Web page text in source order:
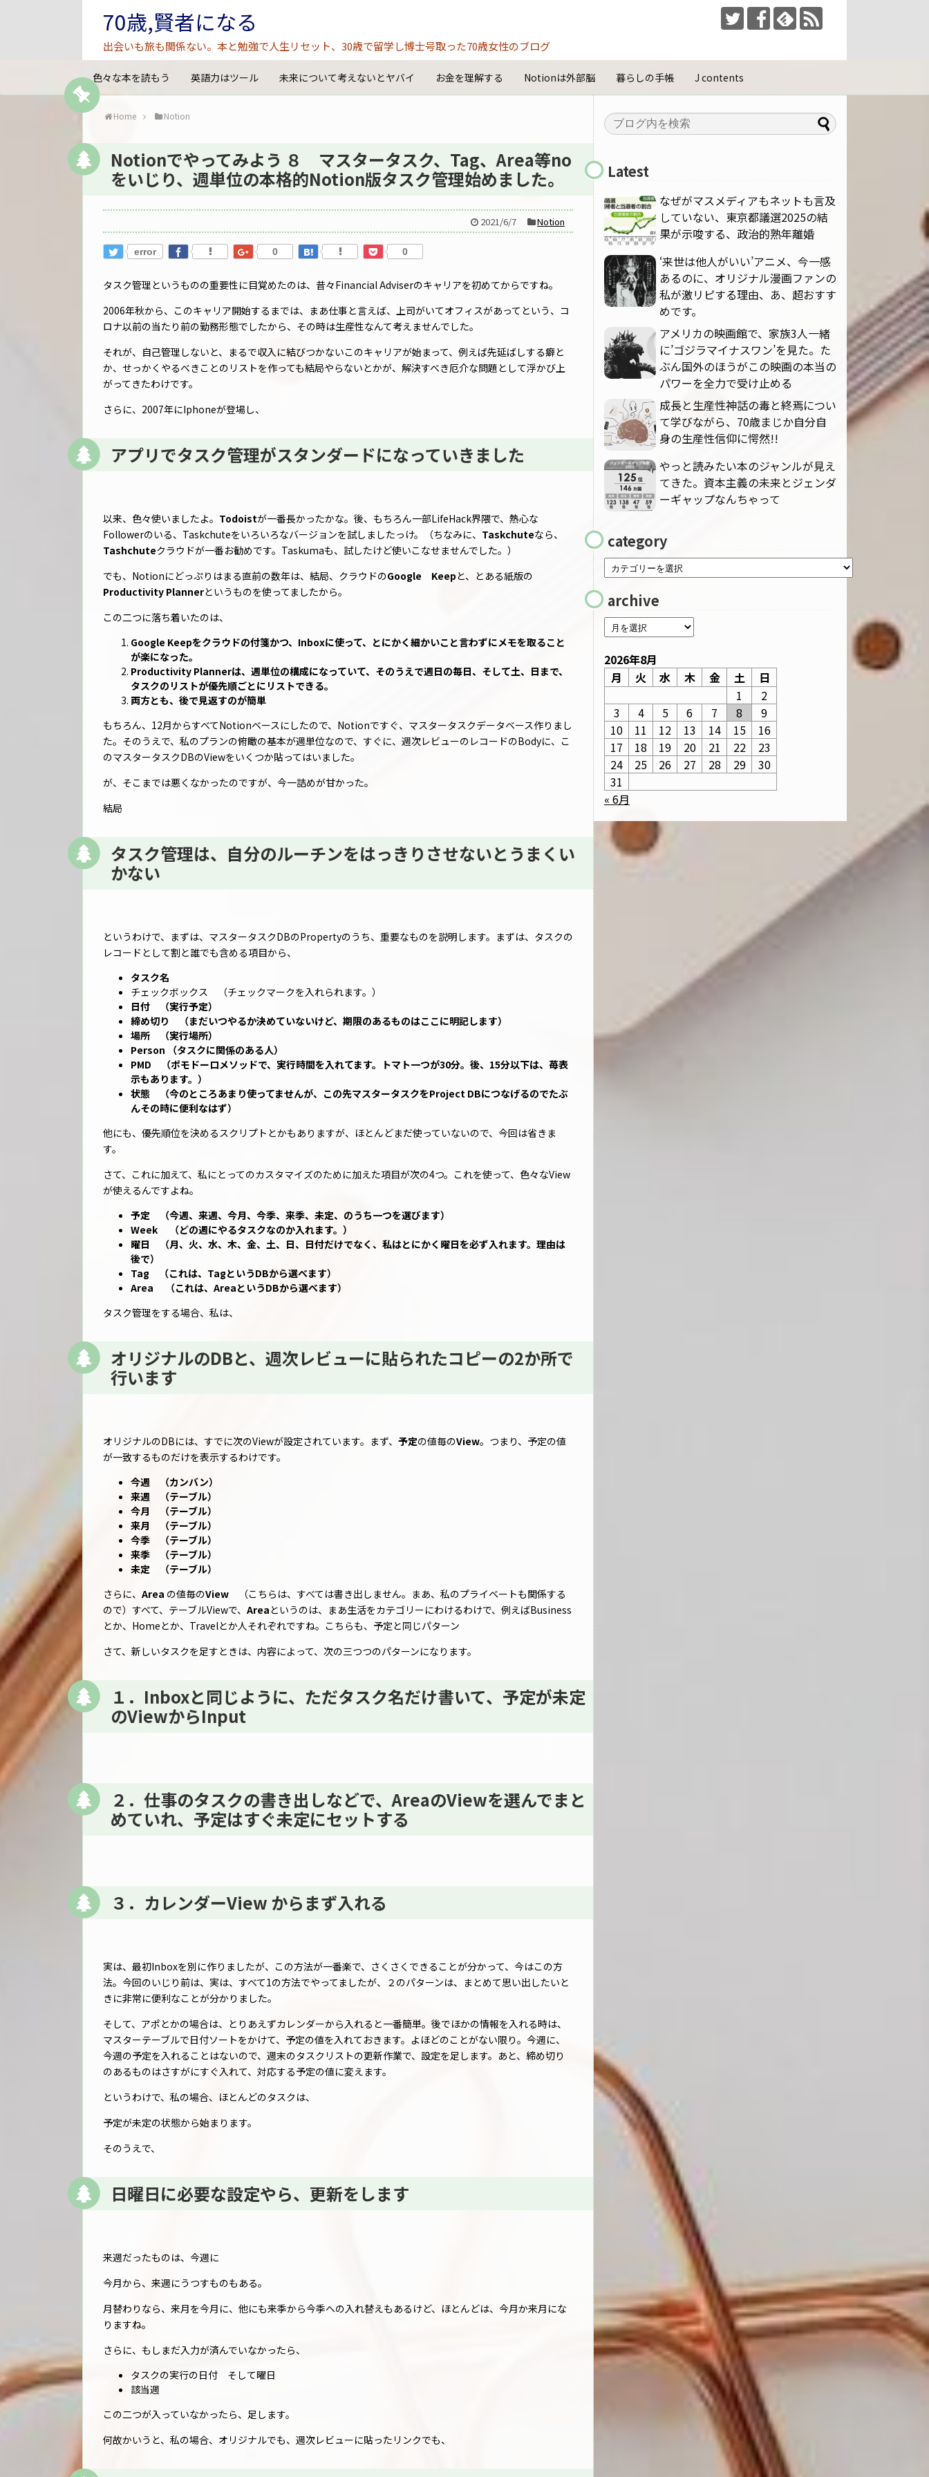
70歳,賢者になる
出会いも旅も関係ない。本と勉強で人生リセット、30歳で留学し博士号取った70歳女性のブログ
色々な本を読もう 英語力はツール 未来について考えないとヤバイ お金を理解する Notionは外部脳 暮らしの手帳 J contents
Home Notion
Notionでやってみよう ８ マスタータスク、Tag、Area等no
をいじり、週単位の本格的Notion版タスク管理始めました。
2021/6/7 Notion
error 0 0
タスク管理というものの重要性に目覚めたのは、昔々Financial Adviserのキャリアを初めてからですね。
2006年秋から、このキャリア開始するまでは、まあ仕事と言えば、上司がいてオフィスがあってという、コ
ロナ以前の当たり前の勤務形態でしたから、その時は生産性なんて考えませんでした。
それが、自己管理しないと、まるで収入に結びつかないこのキャリアが始まって、例えば先延ばしする癖と
か、せっかくやるべきことのリストを作っても結局やらないとかが、解決すべき厄介な問題として浮かび上
がってきたわけです。
さらに、2007年にIphoneが登場し、
アプリでタスク管理がスタンダードになっていきました
以来、色々使いましたよ。 Todoistが一番長かったかな。後、もちろん一部LifeHack界隈で、熱心な
Followerのいる、Taskchuteをいろいろなバージョンを試しましたっけ。（ちなみに、 Taskchuteなら、
Tashchuteクラウドが一番お勧めです。Taskumaも、試したけど使いこなせませんでした。）
でも、Notionにどっぷりはまる直前の数年は、結局、クラウドのGoogle Keepと、とある紙版の
Productivity Plannerというものを使ってましたから。
この二つに落ち着いたのは、
Google Keepをクラウドの付箋かつ、Inboxに使って、とにかく細かいこと言わずにメモを取ること
が楽になった。
Productivity Plannerは、週単位の構成になっていて、そのうえで週日の毎日、そして土、日まで、
タスクのリストが優先順ごとにリストできる。
両方とも、後で見返すのが簡単
もちろん、12月からすべてNotionベースにしたので、Notionですぐ、マスタータスクデータベース作りまし
た。そのうえで、私のプランの俯瞰の基本が週単位なので、すぐに、週次レビューのレコードのBodyに、こ
のマスタータスクDBのViewをいくつか貼ってはいました。
が、そこまでは悪くなかったのですが、今一詰めが甘かった。
結局
タスク管理は、自分のルーチンをはっきりさせないとうまくい
かない
というわけで、まずは、マスタータスクDBのPropertyのうち、重要なものを説明します。まずは、タスクの
レコードとして割と誰でも含める項目から、
タスク名
チェックボックス （チェックマークを入れられます。）
日付 （実行予定）
締め切り （まだいつやるか決めていないけど、期限のあるものはここに明記します）
場所 （実行場所）
Person （タスクに関係のある人）
PMD （ポモドーロメソッドで、実行時間を入れてます。トマト一つが30分。後、15分以下は、苺表
示もあります。）
状態 （今のところあまり使ってませんが、この先マスタータスクをProject DBにつなげるのでたぶ
んその時に便利なはず）
他にも、優先順位を決めるスクリプトとかもありますが、ほとんどまだ使っていないので、今回は省きま
す。
さて、これに加えて、私にとってのカスタマイズのために加えた項目が次の4つ。これを使って、色々なView
が使えるんですよね。
予定 （今週、来週、今月、今季、来季、未定、のうち一つを選びます）
Week （どの週にやるタスクなのか入れます。）
曜日 （月、火、水、木、金、土、日、日付だけでなく、私はとにかく曜日を必ず入れます。理由は
後で）
Tag （これは、TagというDBから選べます）
Area （これは、AreaというDBから選べます）
タスク管理をする場合、私は、
オリジナルのDBと、週次レビューに貼られたコピーの2か所で
行います
オリジナルのDBには、すでに次のViewが設定されています。まず、 予定の値毎のView。つまり、予定の値
が一致するものだけを表示するわけです。
今週 （カンバン）
来週 （テーブル）
今月 （テーブル）
来月 （テーブル）
今季 （テーブル）
来季 （テーブル）
未定 （テーブル）
さらに、 Area の値毎のView （こちらは、すべては書き出しません。まあ、私のプライベートも関係する
ので）すべて、テーブルViewで、 Areaというのは、まあ生活をカテゴリーにわけるわけで、例えばBusiness
とか、Homeとか、Travelとか人それぞれですね。こちらも、予定と同じパターン
さて、新しいタスクを足すときは、内容によって、次の三つつのパターンになります。
１．Inboxと同じように、ただタスク名だけ書いて、予定が未定
のViewからInput
２．仕事のタスクの書き出しなどで、AreaのViewを選んでまと
めていれ、予定はすぐ未定にセットする
３．カレンダーView からまず入れる
実は、最初Inboxを別に作りましたが、この方法が一番楽で、さくさくできることが分かって、今はこの方
法。今回のいじり前は、実は、すべて1の方法でやってましたが、２のパターンは、まとめて思い出したいと
きに非常に便利なことが分かりました。
そして、アポとかの場合は、とりあえずカレンダーから入れると一番簡単。後でほかの情報を入れる時は、
マスターテーブルで日付ソートをかけて、予定の値を入れておきます。よほどのことがない限り。今週に、
今週の予定を入れることはないので、週末のタスクリストの更新作業で、設定を足します。あと、締め切り
のあるものはさすがにすぐ入れて、対応する予定の値に変えます。
というわけで、私の場合、ほとんどのタスクは、
予定が未定の状態から始まります。
そのうえで、
日曜日に必要な設定やら、更新をします
来週だったものは、今週に
今月から、来週にうつすものもある。
月替わりなら、来月を今月に、他にも来季から今季への入れ替えもあるけど、ほとんどは、今月か来月にな
りますね。
さらに、もしまだ入力が済んでいなかったら、
タスクの実行の日付 そして曜日
該当週
この二つが入っていなかったら、足します。
何故かいうと、私の場合、オリジナルでも、週次レビューに貼ったリンクでも、
Latest
なぜがマスメディアもネットも言及
していない、東京都議選2025の結
果が示唆する、政治的熟年離婚
‘来世は他人がいい’アニメ、今一感
あるのに、オリジナル漫画ファンの
私が激リピする理由、あ、超おすす
めです。
アメリカの映画館で、家族3人一緒
に’ゴジラマイナスワン’を見た。た
ぶん国外のほうがこの映画の本当の
パワーを全力で受け止める
成長と生産性神話の毒と終焉につい
て学びながら、70歳まじか自分自
身の生産性信仰に愕然!!
やっと読みたい本のジャンルが見え
てきた。資本主義の未来とジェンダ
ーギャップなんちゃって
category
archive
2026年8月
月
火 水 木 金 土
日
1
2
3
4 5 6 7 8
9
10
11 12 13 14 15
16
17
18 19 20 21 22
23
24
25 26 27 28 29
30
31
« 6月